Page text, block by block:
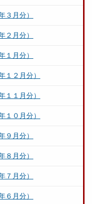
３月分）
２月分）
１月分）
１２月分）
１１月分）
１０月分）
９月分）
８月分）
７月分）
６月分）